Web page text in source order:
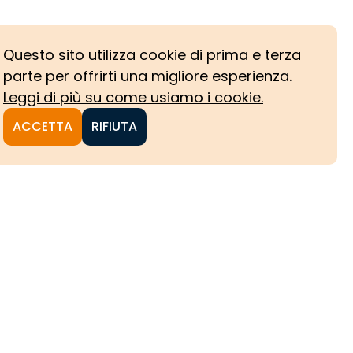
Questo sito utilizza cookie di prima e terza
parte per offrirti una migliore esperienza.
Leggi di più su come usiamo i cookie.
ACCETTA RIFIUTA